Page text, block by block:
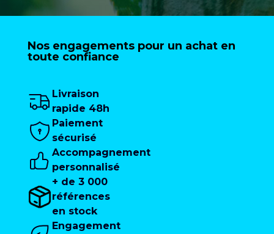
Nos engagements pour un achat en
toute confiance
Livraison
rapide 48h
Paiement
sécurisé
Accompagnement
personnalisé
+ de 3 000
références
en stock
Engagement